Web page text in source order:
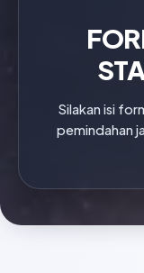
Silakan isi
pemindahan